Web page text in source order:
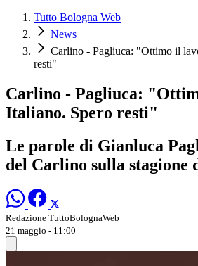
Tutto Bologna Web
News
Carlino - Pagliuca: "Ottimo il
resti"
Carlino - Pagliuca:
Italiano. Spero resti"
Le parole di Gianluca
del Carlino sulla stagione
Redazione TuttoBolognaWeb
21 maggio - 11:00